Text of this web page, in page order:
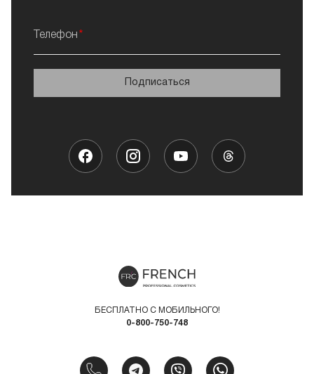
Телефон
Подписаться
БЕСПЛАТНО С МОБИЛЬНОГО!
0-800-750-748